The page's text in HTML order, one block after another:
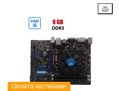
Оплата частинами